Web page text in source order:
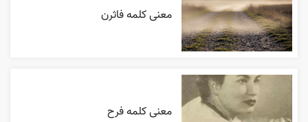
معنی کلمه فاثرن
معنی کلمه فرح